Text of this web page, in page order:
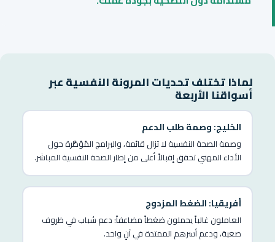
لماذا تختلف تحديات المرونة النفسية عبر
أسواقنا الأربعة
الخليج: وصمة طلب الدعم
وصمة الصحة النفسية لا تزال قائمة، والبرامج المُؤطَّرة حول
الأداء المهني تحقق إقبالاً أعلى من إطار الصحة النفسية المباشر.
أفريقيا: الضغط المزدوج
العاملون غالباً يحملون ضغطاً مضاعفاً: دعم شباب في ظروف
صعبة، ودعم أسرهم الممتدة في آنٍ واحد.